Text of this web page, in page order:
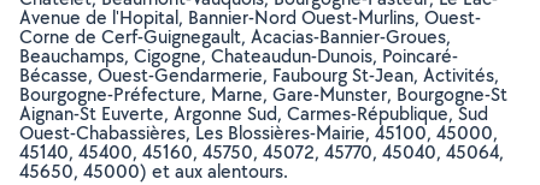
Avenue de l'Hopital, Bannier-Nord Ouest-Murlins, Ouest-
Corne de Cerf-Guignegault, Acacias-Bannier-Groues,
Beauchamps, Cigogne, Chateaudun-Dunois, Poincaré-
Bécasse, Ouest-Gendarmerie, Faubourg St-Jean, Activités,
Bourgogne-Préfecture, Marne, Gare-Munster, Bourgogne-St
Aignan-St Euverte, Argonne Sud, Carmes-République, Sud
Ouest-Chabassières, Les Blossières-Mairie, 45100, 45000,
45140, 45400, 45160, 45750, 45072, 45770, 45040, 45064,
45650, 45000) et aux alentours.